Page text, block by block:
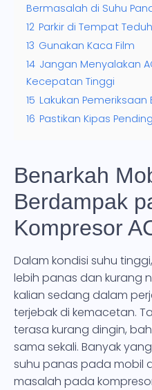
Bermasalah di Suhu
12 Parkir di Tempat Teduh
13 Gunakan Kaca Film
14 Jangan Menyalakan
Kecepatan Tinggi
15 Lakukan
16 Pastikan Kipas
Benarkah
Berdampak
Kompresor
Dalam kondisi suhu
lebih panas dan kurang
kalian sedang dalam
terjebak di kemacetan.
terasa kurang dingin,
sama sekali. Banyak
suhu panas pada mobil
masalah pada